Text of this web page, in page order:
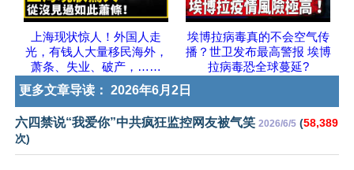
上海现状惊人！外国人走
光，有钱人大量移民海外，
萧条、失业、破产，……
埃博拉病毒真的不会空气传
播？世卫发布最高警报 埃博
拉病毒恐全球蔓延?
更多文章导读： 2026年6月2日
六四禁说“我爱你”中共疯狂监控网友被气笑 2026/6/5 (58,389
次)